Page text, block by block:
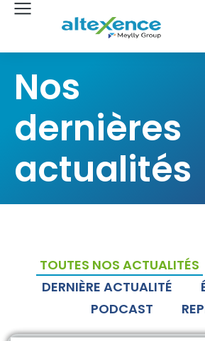
Nos
dernières
actualités
TOUTES NOS ACTUALITÉS
DERNIÈRE ACTUALITÉ
PODCAST